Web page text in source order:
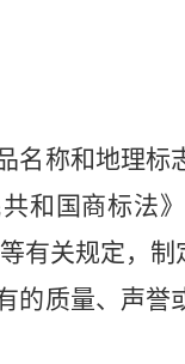
名称和地理标
和国商标法
有关规定，制
的质量、声